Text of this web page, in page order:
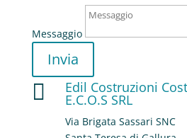
Messaggio
Invia
 Edil Costruzioni
E.C.O.S SRL
Via Brigata Sassari SNC